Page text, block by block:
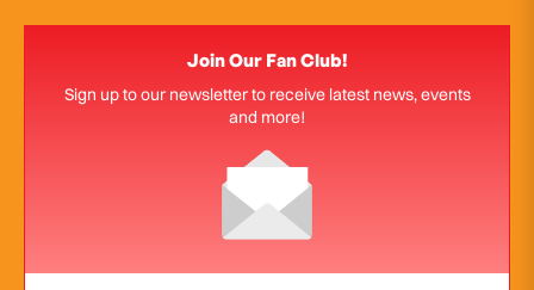
Join Our Fan Club!
Sign up to our newsletter to receive latest news, events
and more!